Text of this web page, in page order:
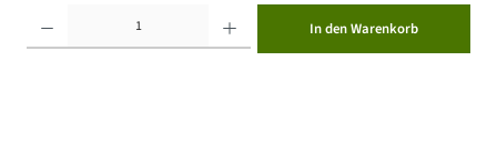
In den Warenkorb